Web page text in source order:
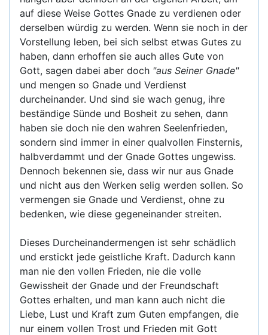
auf diese Weise Gottes Gnade zu verdienen oder
derselben würdig zu werden. Wenn sie noch in der
Vorstellung leben, bei sich selbst etwas Gutes zu
haben, dann erhoffen sie auch alles Gute von
Gott, sagen dabei aber doch "aus Seiner Gnade"
und mengen so Gnade und Verdienst
durcheinander. Und sind sie wach genug, ihre
beständige Sünde und Bosheit zu sehen, dann
haben sie doch nie den wahren Seelenfrieden,
sondern sind immer in einer qualvollen Finsternis,
halbverdammt und der Gnade Gottes ungewiss.
Dennoch bekennen sie, dass wir nur aus Gnade
und nicht aus den Werken selig werden sollen. So
vermengen sie Gnade und Verdienst, ohne zu
bedenken, wie diese gegeneinander streiten.
Dieses Durcheinandermengen ist sehr schädlich
und erstickt jede geistliche Kraft. Dadurch kann
man nie den vollen Frieden, nie die volle
Gewissheit der Gnade und der Freundschaft
Gottes erhalten, und man kann auch nicht die
Liebe, Lust und Kraft zum Guten empfangen, die
nur einem vollen Trost und Frieden mit Gott